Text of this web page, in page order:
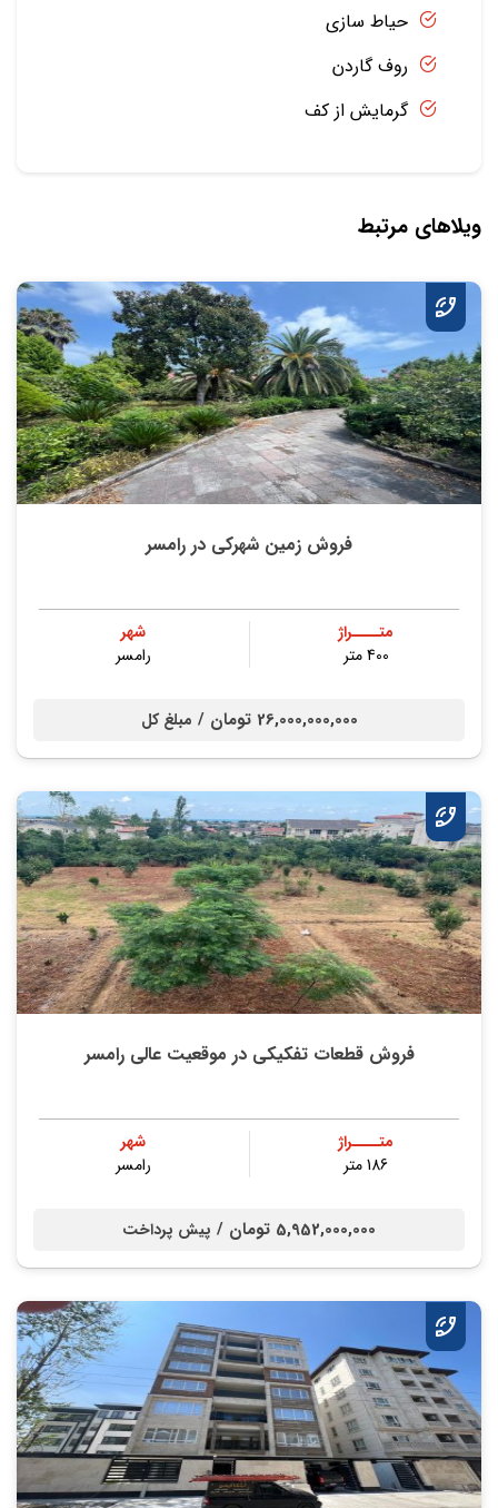
حیاط سازی
روف گاردن
گرمایش از کف
ویلاهای مرتبط
فروش زمین شهرکی در رامسر
متــــراژ
400 متر
شهر
رامسر
26,000,000,000 تومان / مبلغ کل
فروش قطعات تفکیکی در موقعیت عالی رامسر
متــــراژ
186 متر
شهر
رامسر
5,952,000,000 تومان / پیش پرداخت